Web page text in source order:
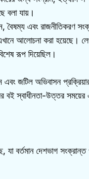
বলা যায়।
এবং রাজনীতিকরণ
আলোচনা করা হয়েছে।
রূপ দিয়েছিল।
এবং জটিল অভিবাসন
বই স্বাধীনতা-উত্তর
বর্তমান দেশভাগ